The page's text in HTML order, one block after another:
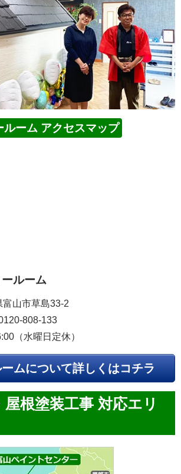
ルーム アクセスマップ
ルーム
山市草島33-2
808-133
（水曜日定休）
ムについて詳しくはコチラ
屋根塗装工事 対応エリ